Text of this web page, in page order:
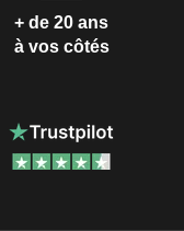
+ de 20 ans
à vos côtés